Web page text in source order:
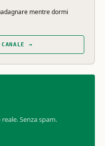
mentre dormi
→
Senza spam.